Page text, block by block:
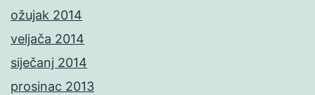
ožujak 2014
veljača 2014
siječanj 2014
prosinac 2013